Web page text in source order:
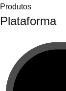
Produtos
Plataforma